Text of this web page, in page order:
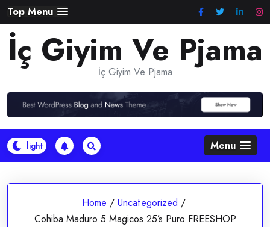
Skip
to
content
Top Menu
İç Giyim Ve Pjama
İç Giyim Ve Pjama
Menu
Home / Uncategorized /
Cohiba Maduro 5 Magicos 25’s Puro FREESHOP